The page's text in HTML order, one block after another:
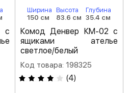
с
Ширина
150 см
Высота
83.6 см
Глубина
35.4 см
Комод Денвер КМ-02 с
ящиками ателье
светлое/белый
Код товара: 198325
(4)